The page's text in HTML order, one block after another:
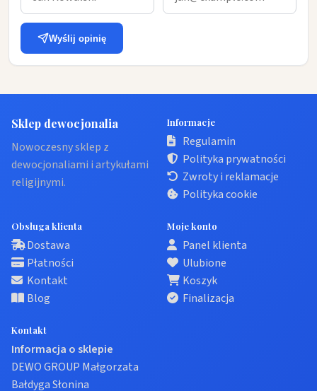
Wyślij opinię
Sklep dewocjonalia
Nowoczesny sklep z
dewocjonaliami i artykułami
religijnymi.
Informacje
Regulamin
Polityka prywatności
Zwroty i reklamacje
Polityka cookie
Obsługa klienta
Dostawa
Płatności
Kontakt
Blog
Moje konto
Panel klienta
Ulubione
Koszyk
Finalizacja
Kontakt
Informacja o sklepie
DEWO GROUP Małgorzata
Bałdyga Słonina